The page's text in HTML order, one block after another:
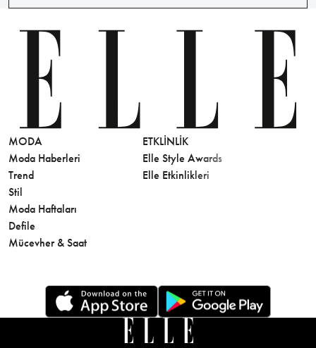
MODA
Moda Haberleri
Trend
Stil
Moda Haftaları
Defile
Mücevher & Saat
ETKLINLIK
Elle Style Awards
Elle Etkinlikleri